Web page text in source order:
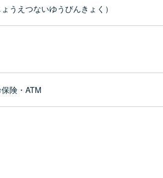
うえつないゆうびんきょく）
険・ATM